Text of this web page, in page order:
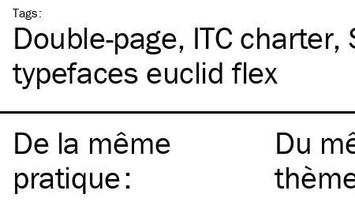
Tags:
Double-page ITCcharter
typefaces euclid flex
De la même
pratique:
Du